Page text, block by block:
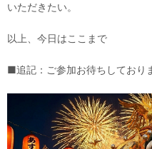
いただきたい。
以上、今日はここまで
■追記：ご参加お待ちしており